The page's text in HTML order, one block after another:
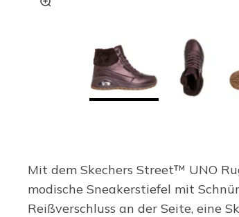
Mit dem Skechers Street™ UNO
modische Sneakerstiefel mit
Reißverschluss an der Seite, eine